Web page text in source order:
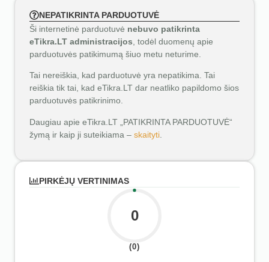
NEPATIKRINTA PARDUOTUVĖ
Ši internetinė parduotuvė nebuvo patikrinta
eTikra.LT administracijos , todėl duomenų apie
parduotuvės patikimumą šiuo metu neturime.
Tai nereiškia, kad parduotuvė yra nepatikima. Tai
reiškia tik tai, kad eTikra.LT dar neatliko papildomo šios
parduotuvės patikrinimo.
Daugiau apie eTikra.LT „PATIKRINTA PARDUOTUVĖ“
žymą ir kaip ji suteikiama – skaityti
PIRKĖJŲ VERTINIMAS
0
(0)